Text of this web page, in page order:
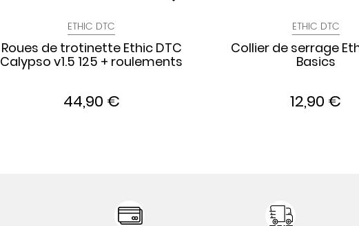
ETHIC DTC
Roues de trotinette Ethic DTC
Calypso v1.5 125 + roulements
44,90 €
ETHIC DTC
Collier de serrage
Basics
12,90 €